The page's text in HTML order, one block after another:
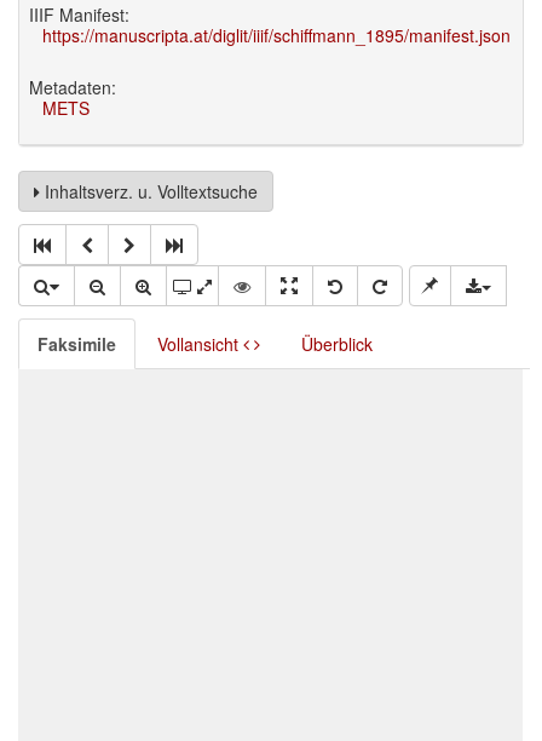
IIIF Manifest:
https://manuscripta.at/diglit/iiif/schiffmann_1895/manifest.json
Metadaten:
METS
Inhaltsverz. u. Volltextsuche
Faksimile Vollansicht Überblick